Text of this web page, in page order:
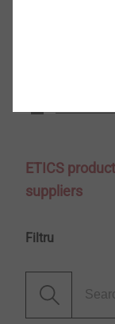
ETICS
suppliers
Filtru